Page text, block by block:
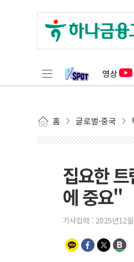
영상
홈 글로벌·중국
집요한
에 중요"
기사입력 : 2025년12